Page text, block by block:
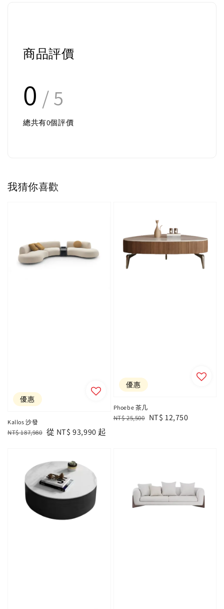
商品評價
0 / 5
總共有0個評價
我猜你喜歡
優惠
Kallos 沙發
Regular
NT$ 187,980 Sale
從 NT$ 93,990 起
優惠
Phoebe 茶几
Regular
NT$ 25,500 Sale
NT$ 12,750